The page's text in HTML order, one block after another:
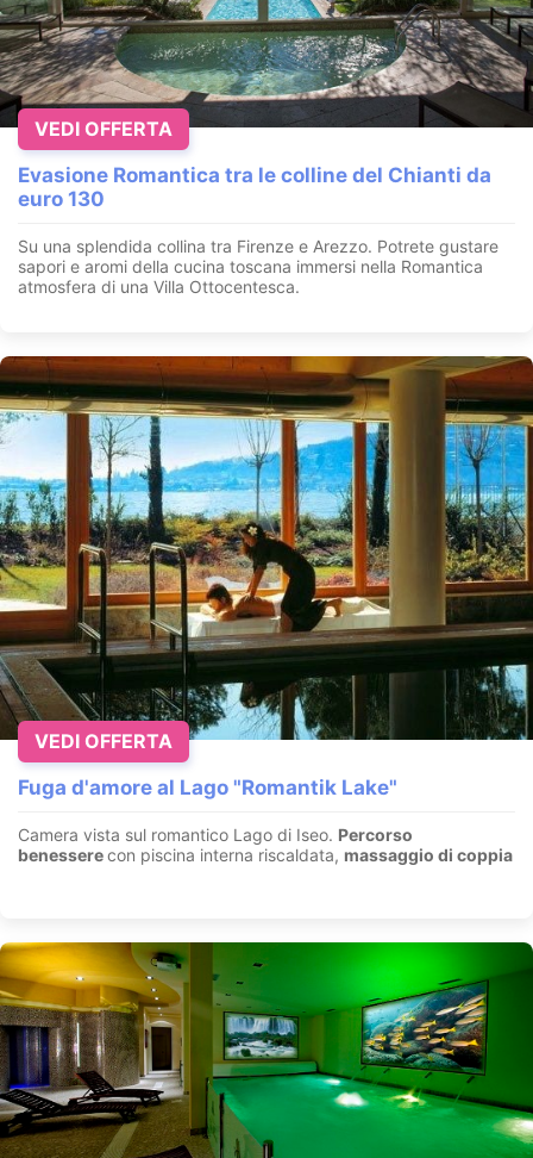
Evasione Romantica tra le colline del Chianti da
euro 130
Su una splendida collina tra Firenze e Arezzo. Potrete gustare
sapori e aromi della cucina toscana immersi nella Romantica
atmosfera di una Villa Ottocentesca.
VEDI OFFERTA
Fuga d'amore al Lago "Romantik Lake"
Camera vista sul romantico Lago di Iseo. Percorso
benesserecon piscina interna riscaldata, massaggio di coppia
VEDI OFFERTA